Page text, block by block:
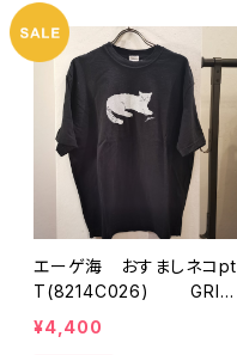
エーゲ海 おすましネコpt
T(8214C026) GRIN
グリン
¥4,400